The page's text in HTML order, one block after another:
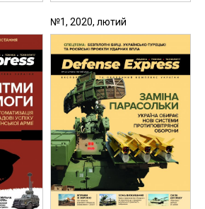
№1, 2020, лютий